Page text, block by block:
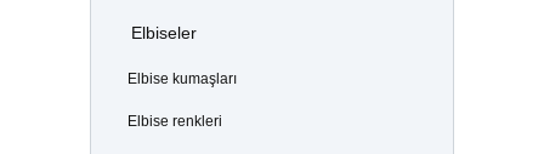
Elbiseler
Elbise kumaşları
Elbise renkleri